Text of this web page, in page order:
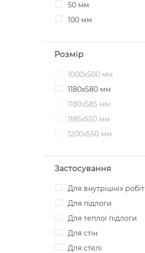
50 мм
100 мм
Розмір
1000x500 мм
1180x580 мм
1180x585 мм
1185x550 мм
1200x550 мм
Застосування
для внутрішніх робіт
для підлоги
для теплої підлоги
для стін
для стелі